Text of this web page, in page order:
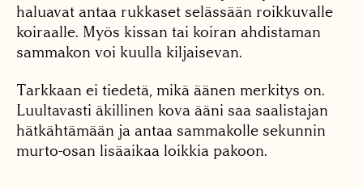
haluavat antaa rukkaset selässään roikkuvalle
koiraalle. Myös kissan tai koiran ahdistaman
sammakon voi kuulla kiljaisevan.
Tarkkaan ei tiedetä, mikä äänen merkitys on.
Luultavasti äkillinen kova ääni saa saalistajan
hätkähtämään ja antaa sammakolle sekunnin
murto-osan lisäaikaa loikkia pakoon.